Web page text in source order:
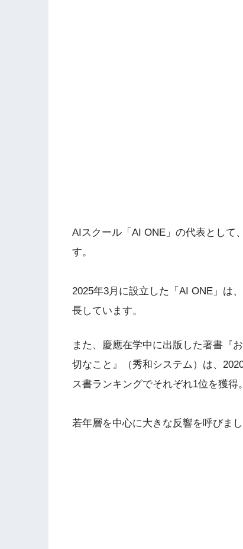
AIスクール「AI ONE」の代表として
す。
2025年3月に設立した「AI ONE」は
長しています。
また、慶應在学中に出版した著書『
切なこと』（秀和システム）は、
ス書ランキングでそれぞれ1位を獲得。
若年層を中心に大きな反響を呼びまし